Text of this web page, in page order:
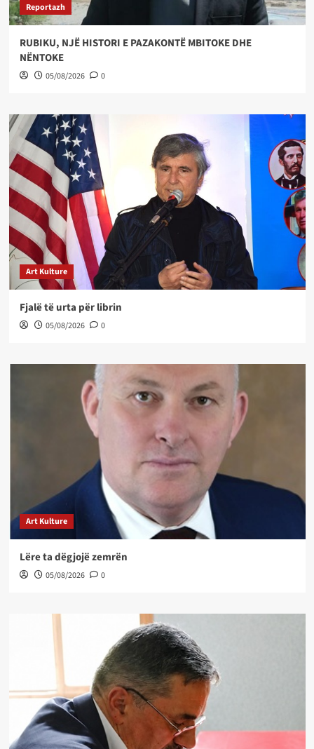
Reportazh
RUBIKU, NJË HISTORI E PAZAKONTË MBITOKE DHE
NËNTOKE
05/08/2026 0
Art Kulture
Fjalë të urta për librin
05/08/2026 0
Art Kulture
Lëre ta dëgjojë zemrën
05/08/2026 0